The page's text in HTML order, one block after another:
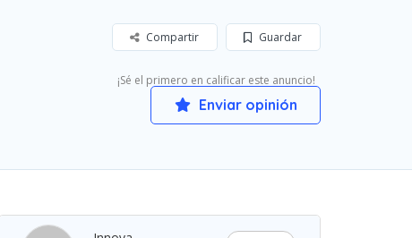
Guardar
Compartir
¡Sé el primero en calificar este anuncio!
Enviar opinión